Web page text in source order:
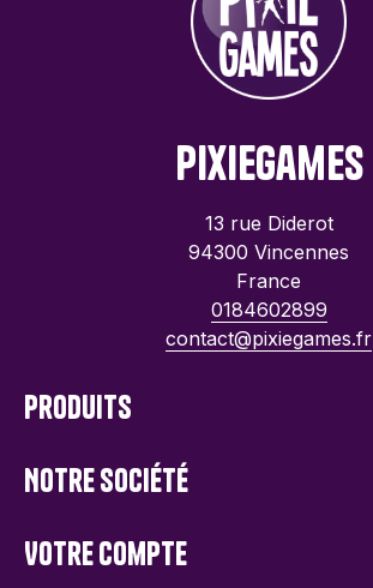
PixieGames
13 rue Diderot
94300 Vincennes
France
0184602899
contact@pixiegames.fr
Produits
Notre société
Votre compte